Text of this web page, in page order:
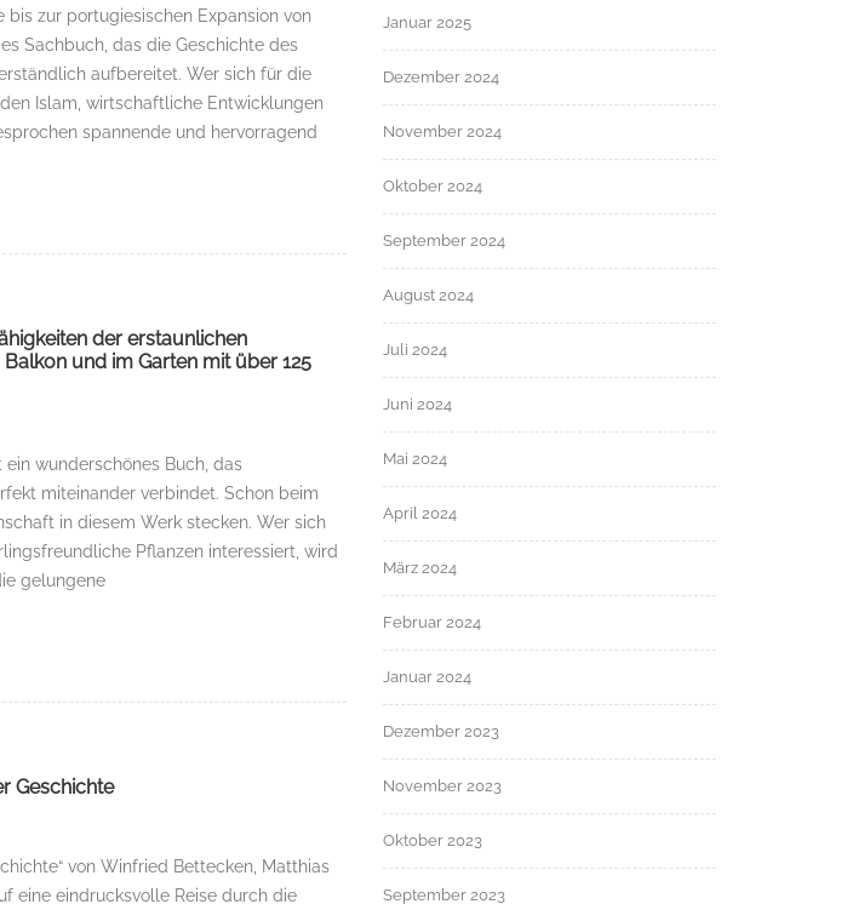
bis zur portugiesischen Expansion von
Sachbuch, das die Geschichte des
aufbereitet. Wer sich für die
Islam, wirtschaftliche Entwicklungen
spannende und hervorragend
der erstaunlichen
und im Garten mit über 125
ein wunderschönes Buch, das
miteinander verbindet. Schon beim
in diesem Werk stecken. Wer sich
Pflanzen interessiert, wird
gelungene
Geschichte
von Winfried Bettecken, Matthias
eine eindrucksvolle Reise durch die
Januar 2025
Dezember 2024
November 2024
Oktober 2024
September 2024
August 2024
Juli 2024
Juni 2024
Mai 2024
April 2024
März 2024
Februar 2024
Januar 2024
Dezember 2023
November 2023
Oktober 2023
September 2023